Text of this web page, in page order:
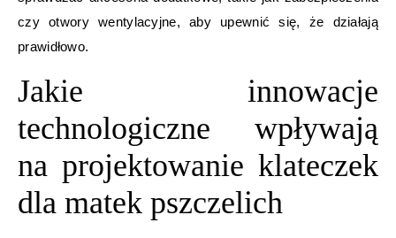
czy otwory wentylacyjne, aby upewnić się, że działają
prawidłowo.
Jakie innowacje
technologiczne wpływają
na projektowanie klateczek
dla matek pszczelich